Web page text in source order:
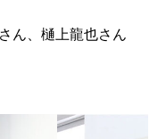
ん、樋上龍也さん